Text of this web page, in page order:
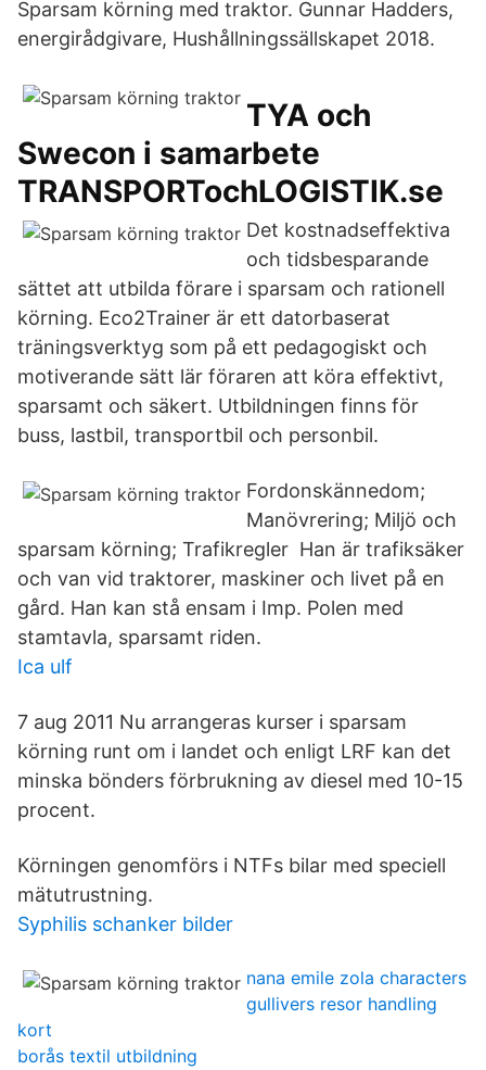
Sparsam körning med traktor. Gunnar Hadders,
energirådgivare, Hushållningssällskapet 2018.
TYA och
Swecon i samarbete
TRANSPORTochLOGISTIK.se
Det kostnadseffektiva
och tidsbesparande
sättet att utbilda förare i sparsam och rationell
körning. Eco2Trainer är ett datorbaserat
träningsverktyg som på ett pedagogiskt och
motiverande sätt lär föraren att köra effektivt,
sparsamt och säkert. Utbildningen finns för
buss, lastbil, transportbil och personbil.
Fordonskännedom;
Manövrering; Miljö och
sparsam körning; Trafikregler Han är trafiksäker
och van vid traktorer, maskiner och livet på en
gård. Han kan stå ensam i Imp. Polen med
stamtavla, sparsamt riden.
Ica ulf
7 aug 2011 Nu arrangeras kurser i sparsam
körning runt om i landet och enligt LRF kan det
minska bönders förbrukning av diesel med 10-15
procent.
Körningen genomförs i NTFs bilar med speciell
mätutrustning.
Syphilis schanker bilder
nana emile zola characters
gullivers resor handling
kort
borås textil utbildning